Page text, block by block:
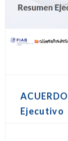
Ejecutivo